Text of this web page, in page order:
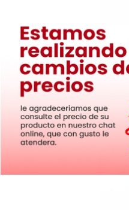
Kaspersky Plus Para 5
$42.100